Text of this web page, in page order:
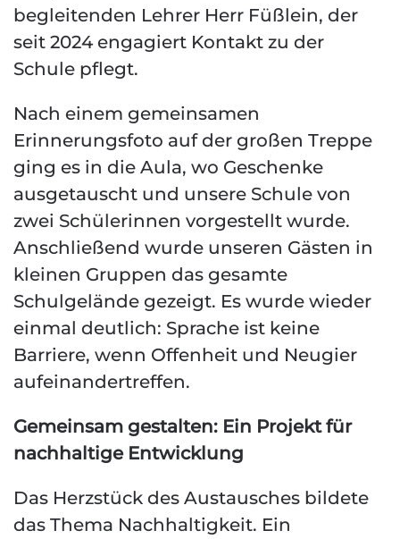
begleitenden Lehrer Herr Füßlein, der
seit 2024 engagiert Kontakt zu der
Schule pflegt.
Nach einem gemeinsamen
Erinnerungsfoto auf der großen Treppe
ging es in die Aula, wo Geschenke
ausgetauscht und unsere Schule von
zwei Schülerinnen vorgestellt wurde.
Anschließend wurde unseren Gästen in
kleinen Gruppen das gesamte
Schulgelände gezeigt. Es wurde wieder
einmal deutlich: Sprache ist keine
Barriere, wenn Offenheit und Neugier
aufeinandertreffen.
Gemeinsam gestalten: Ein Projekt für
nachhaltige Entwicklung
Das Herzstück des Austausches bildete
das Thema Nachhaltigkeit. Ein